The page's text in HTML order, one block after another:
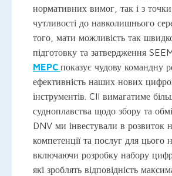
нормативних вимог, так і з точки
чутливості до навколишнього
того, мати можливість так
підготовку та затвердження
MEPC показує чудову командну
ефективність наших нових
інструментів. CII вимагатиме
судноплавства щодо збору та
DNV ми інвестували в розвиток
компетенції та послуг для цього
включаючи розробку набору
які зроблять відповідність